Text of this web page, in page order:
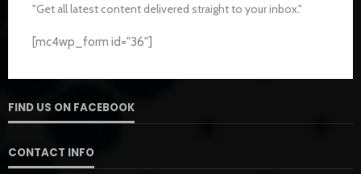
"Get all latest content delivered straight to your inbox."
[mc4wp_form id="36"]
FIND US ON FACEBOOK
CONTACT INFO